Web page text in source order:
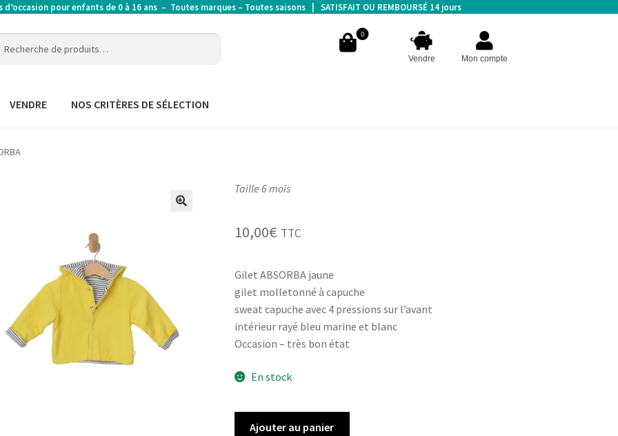
d’occasion pour enfants de 0 à 16 ans – Toutes marques – Toutes saisons | SATISFAIT OU REMBOURSÉ 14 jours
0
Vendre Mon compte
VENDRE NOS CRITÈRES DE SÉLECTION
Taille 6 mois
10,00€ TTC
Gilet ABSORBA jaune
gilet molletonné à capuche
sweat capuche avec 4 pressions sur l’avant
intérieur rayé bleu marine et blanc
Occasion – très bon état
En stock
Ajouter au panier